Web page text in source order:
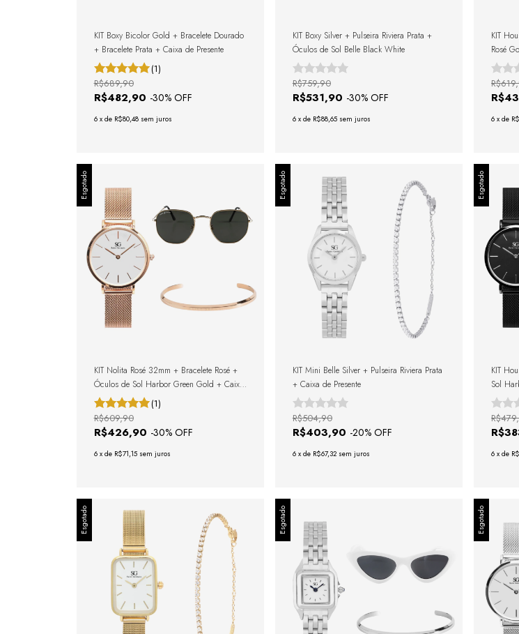
KIT Boxy Bicolor Gold + Bracelete Dourado
+ Bracelete Prata + Caixa de Presente
(1)
R$482,90 -30% OFF
R$689,90
6 x de R$80,48 sem juros
KIT Boxy Silver + Pulseira Riviera Prata +
Óculos de Sol Belle Black White
R$531,90 -30% OFF
R$759,90
6 x de R$88,65 sem juros
KIT
Rosé
Black +
6 x de
Esgotado
KIT Nolita Rosé 32mm + Bracelete Rosé +
Óculos de Sol Harbor Green Gold + Caixa
de Presente
(1)
R$426,90 -30% OFF
R$609,90
6 x de R$71,15 sem juros
Esgotado
KIT Mini Belle Silver + Pulseira Riviera Prata
+ Caixa de Presente
R$403,90 -20% OFF
R$504,90
6 x de R$67,32 sem juros
Esgotado
KIT
Sol
6 x de
Esgotado Esgotado Esgotado